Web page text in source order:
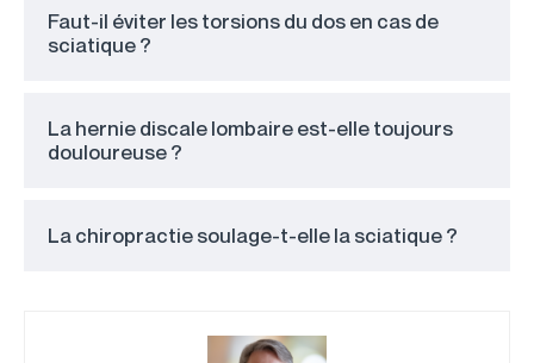
Faut-il éviter les torsions du dos en cas de
sciatique ?
La hernie discale lombaire est-elle toujours
douloureuse ?
La chiropractie soulage-t-elle la sciatique ?